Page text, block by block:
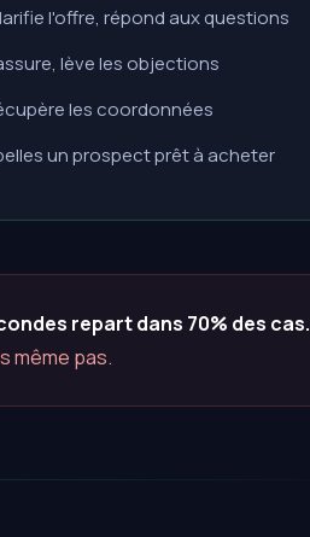
l'offre, répond aux questions
lève les objections
les coordonnées
un prospect prêt à acheter
repart dans 70% des cas.
même pas.